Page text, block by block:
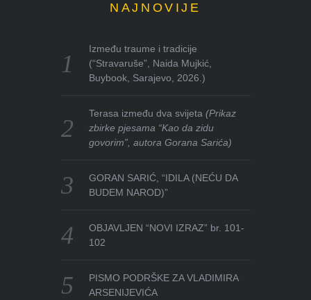
NAJNOVIJE
Između traume i tradicije
(“Stravaruše”, Naida Mujkić,
Buybook, Sarajevo, 2026.)
Terasa između dva svijeta(Prikaz
zbirke pjesama “Kao da zidu
govorim”, autora Gorana Sarića)
GORAN SARIĆ, “IDILA (NEĆU DA
BUDEM NAROD)”
OBJAVLJEN “NOVI IZRAZ” br. 101-
102
PISMO PODRŠKE ZA VLADIMIRA
ARSENIJEVIĆA